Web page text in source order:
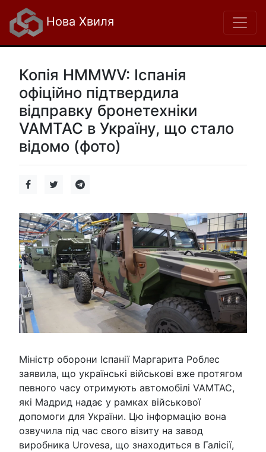
Нова Хвиля
Копія HMMWV: Іспанія
офіційно підтвердила
відправку бронетехніки
VAMTAC в Україну, що стало
відомо (фото)
Міністр оборони Іспанії Маргарита Роблес
заявила, що українські військові вже протягом
певного часу отримують автомобілі VAMTAC,
які Мадрид надає у рамках військової
допомоги для України. Цю інформацію вона
озвучила під час свого візиту на завод
виробника Urovesa, що знаходиться в Галісії,